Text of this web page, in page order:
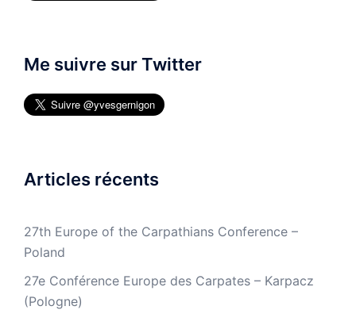
Me suivre sur Twitter
Articles récents
27th Europe of the Carpathians Conference –
Poland
27e Conférence Europe des Carpates – Karpacz
(Pologne)